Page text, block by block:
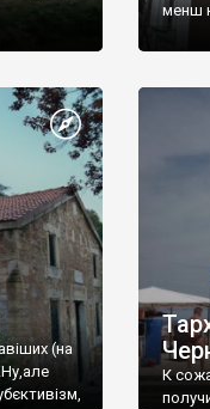
менш
(на
К